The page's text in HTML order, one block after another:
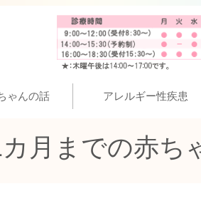
ゃんの話 アレルギー性疾患
月までの赤